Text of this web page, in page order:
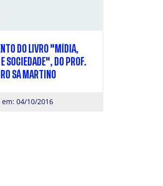
DO LIVRO "MÍDIA,
SOCIEDADE", DO PROF.
SÁ MARTINO
04/10/2016